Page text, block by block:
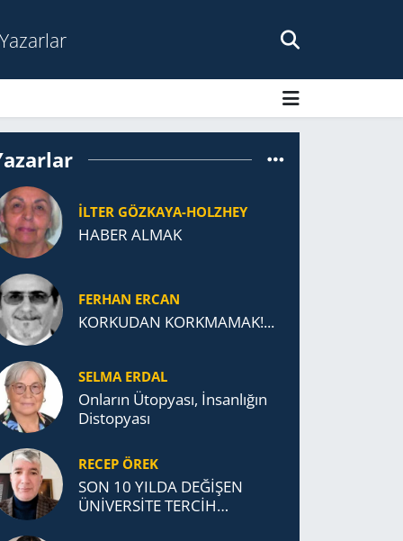
Yazarlar
İLTER GÖZKAYA-HOLZHEY
HABER ALMAK
FERHAN ERCAN
KORKUDAN KORKMAMAK!...
SELMA ERDAL
Onların Ütopyası, İnsanlığın
Distopyası
RECEP ÖREK
SON 10 YILDA DEĞİŞEN
ÜNİVERSİTE TERCİH